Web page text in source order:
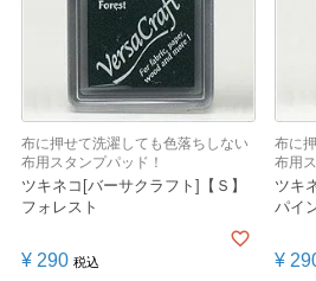
布に押せて洗濯しても色落ちしない
布用スタンプパッド！
ツキネコ[バーサクラフト]【Ｓ】
フォレスト
¥ 290 税込
布に
布用
ツキ
パイ
¥